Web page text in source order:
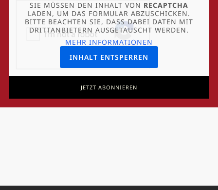
SIE MÜSSEN DEN INHALT VON RECAPTCHA
LADEN, UM DAS FORMULAR ABZUSCHICKEN.
BITTE BEACHTEN SIE, DASS DABEI DATEN MIT
DRITTANBIETERN AUSGETAUSCHT WERDEN.
MEHR INFORMATIONEN
INHALT ENTSPERREN
JETZT ABONNIEREN